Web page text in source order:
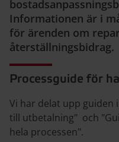
Informationen är i
för ärenden om
återställningsbidrag.
Processguide för
Vi har delat upp guiden
till utbetalning" och
hela processen".